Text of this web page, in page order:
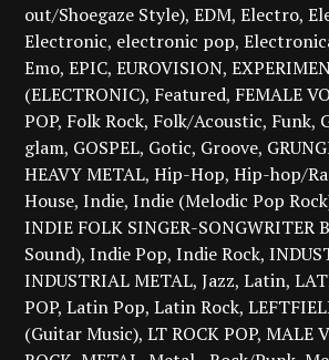
out/Shoegaze Style) EDM Electro
Electronic electronic pop
Emo EPIC EUROVISION
(ELECTRONIC) Featured FEMALE
POP Folk Rock Folk/Acoustic Funk
glam GOSPEL Gotic Groove
HEAVY METAL Hip-Hop Hip-hop/
House Indie Indie (Melodic Pop
INDIE FOLK SINGER-SONGWRITER
Sound) Indie Pop Indie Rock
INDUSTRIAL METAL Jazz Latin
POP Latin Pop Latin Rock
(Guitar Music) LT ROCK POP MALE